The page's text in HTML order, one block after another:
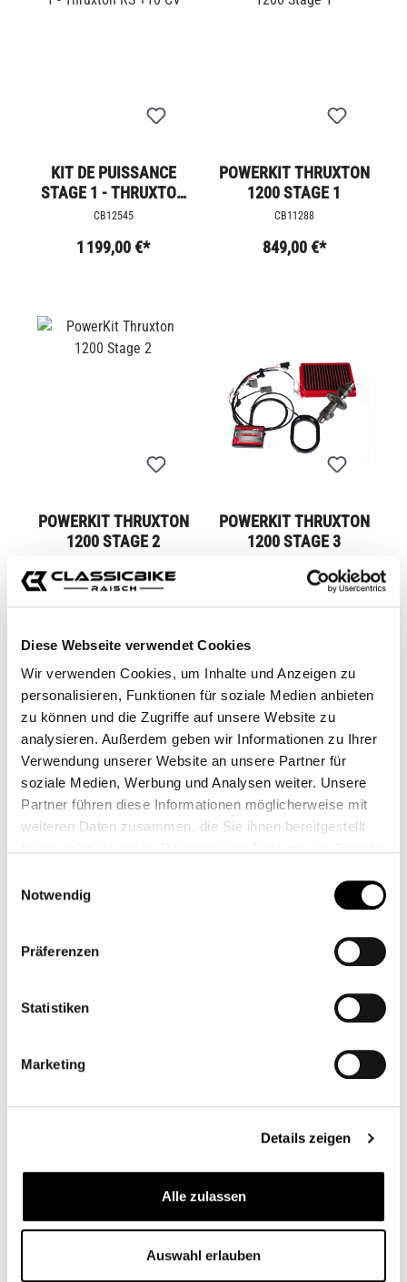
Diese Webseite verwendet Cookies
Wir verwenden Cookies, um Inhalte und Anzeigen zu
personalisieren, Funktionen für soziale Medien anbieten
zu können und die Zugriffe auf unsere Website zu
analysieren. Außerdem geben wir Informationen zu Ihrer
Verwendung unserer Website an unsere Partner für
soziale Medien, Werbung und Analysen weiter. Unsere
Partner führen diese Informationen möglicherweise mit
weiteren Daten zusammen, die Sie ihnen bereitgestellt
Notwendig
Präferenzen
Statistiken
Marketing
Details zeigen
Alle zulassen
Auswahl erlauben
KIT DE PUISSANCE
STAGE 1 - THRUXTON
RS +10 CV
CB12545
1 199,00 €*
POWERKIT THRUXTON
1200 STAGE 1
CB11288
849,00 €*
POWERKIT THRUXTON
1200 STAGE 2
1 039,00 €*
POWERKIT THRUXTON
1200 STAGE 3
1 699,00 €*
1200 STAGE 4
1 899,00 €*
BONNEVILLE T120
POWERKIT
BONNEVILLE T120
POWERKIT
BONNEVILLE T120